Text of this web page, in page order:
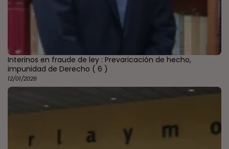
Interinos en fraude de ley : Prevaricación de hecho,
impunidad de Derecho ( 6 )
12/01/2026